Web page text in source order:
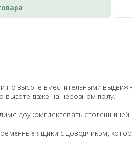
по высоте вместительными
высоте даже на неровном полу.
доукомплектовать столешницей
ящики с доводчиком,